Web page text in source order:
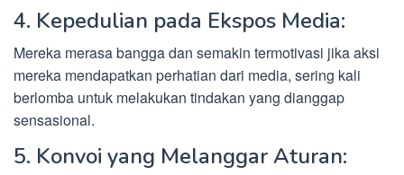
4. Kepedulian pada Ekspos Media:
Mereka merasa bangga dan semakin termotivasi jika aksi
mereka mendapatkan perhatian dari media, sering kali
berlomba untuk melakukan tindakan yang dianggap
sensasional.
5. Konvoi yang Melanggar Aturan: